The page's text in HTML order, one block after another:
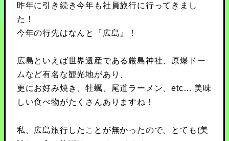
昨年に引き続き今年も社員旅行に行ってきまし
た！
今年の行先はなんと『広島』！
広島といえば世界遺産である厳島神社、原爆ドー
ムなど有名な観光地があり、
更にお好み焼き、牡蠣、尾道ラーメン、etc… 美味
しい食べ物がたくさんありますね！
私、広島旅行したことが無かったので、とても(美